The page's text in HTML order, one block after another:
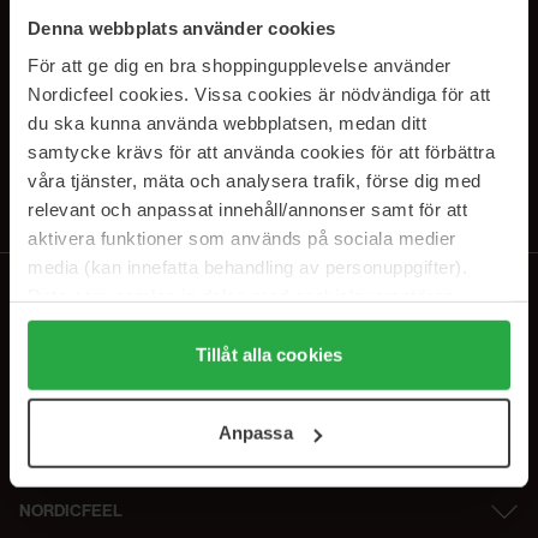
Denna webbplats använder cookies
För att ge dig en bra shoppingupplevelse använder
Nordicfeel cookies. Vissa cookies är nödvändiga för att
du ska kunna använda webbplatsen, medan ditt
samtycke krävs för att använda cookies för att förbättra
våra tjänster, mäta och analysera trafik, förse dig med
relevant och anpassat innehåll/annonser samt för att
aktivera funktioner som används på sociala medier
media (kan innefatta behandling av personuppgifter).
Genom att trycka på "Tillåt alla cookies" accepterar du
alla cookies, medan du under "Detaljer" kan anpassa
användningen av cookies. Du kan när som helst återkalla
samt vår Integritetspolicy.
Tillåt alla cookies
Anpassa
PRENUMERERA PÅ VÅRA
NYHETSBREV
Genom att prenumerera accepterar du vårIntegritetspolicy.
Avprenumerera när som helst.
NORDICFEEL